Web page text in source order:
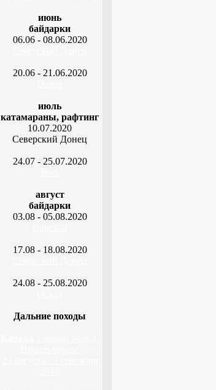
июнь
байдарки
06.06 - 08.06.2020
20.06 - 21.06.2020
июль
катамараны, рафтинг
10.07.2020
Северский Донец
24.07 - 25.07.2020
август
байдарки
03.08 - 05.08.2020
17.08 - 18.08.2020
24.08 - 25.08.2020
Дальние походы